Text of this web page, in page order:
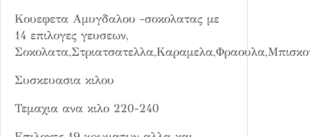
Κουεφετα Αμυγδαλου -σοκολατας με
14 επιλογες γευσεων,
Συσκευασια κιλου
Τεμαχια ανα κιλο 220-240